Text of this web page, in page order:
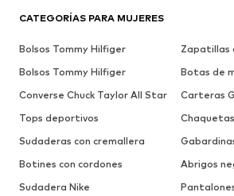
CATEGORÍAS PARA MUJERES
Bolsos Tommy Hilfiger
Zapatillas
Bolsos Tommy Hilfiger
Botas de
Converse Chuck Taylor All Star
Carteras
Tops deportivos
Sudaderas con cremallera
Botines con cordones
Abrigos
Sudadera Nike